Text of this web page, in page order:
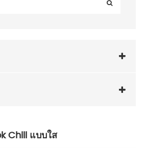
Chill แบบใส